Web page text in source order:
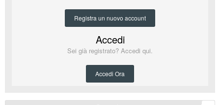
Registra un nuovo account
Accedi
Sei già registrato? Accedi qui.
Accedi Ora